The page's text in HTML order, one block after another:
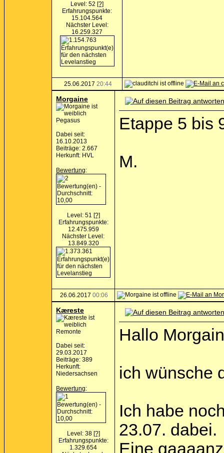
Level: 52 [?]
Erfahrungspunkte:
15.104.564
Nächster Level:
16.259.327
25.06.2017 20:44
Morgaine
Pegasus
Dabei seit:
16.10.2013
Beiträge: 2.667
Herkunft: HVL
Bewertung:
Level: 51 [?]
Erfahrungspunkte:
12.475.959
Nächster Level:
13.849.320
Etappe 5 bis
M.
26.06.2017 00:06
Kæreste
Remonte
Dabei seit:
29.03.2017
Beiträge: 389
Herkunft:
Niedersachsen
Bewertung:
Level: 38 [?]
Erfahrungspunkte:
1.329.654
Hallo
ich wünsche
Ich habe
23.07. dabei.
Eine